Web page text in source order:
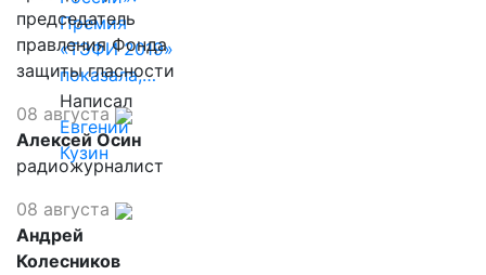
Премия
«ТЭФИ 2019»
показала,…
Написал
Евгений
Кузин
председатель
правления Фонда
защиты гласности
08 августа
Алексей Осин
радиожурналист
08 августа
Андрей
Колесников